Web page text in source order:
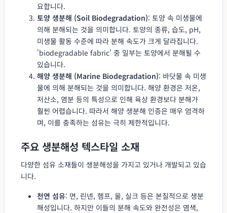
요합니다.
토양 생분해 (Soil Biodegradation): 토양 속 미생물에
의해 분해되는 것을 의미합니다. 토양의 종류, 습도, pH,
미생물 활동 수준에 따라 분해 속도가 크게 달라집니다.
'biodegradable fabric' 중 일부는 토양에서 분해될 수
있습니다.
해양 생분해 (Marine Biodegradation): 바닷물 속 미생
물에 의해 분해되는 것을 의미합니다. 해양 환경은 저온,
저산소, 염분 등의 특성으로 인해 육상 환경보다 분해가
훨씬 어렵습니다. 따라서 해양 생분해 인증은 매우 엄격하
며, 이를 충족하는 섬유는 극히 제한적입니다.
주요 생분해성 텍스타일 소재
다양한 섬유 소재들이 생분해성을 가지고 있거나 개발되고 있습
니다.
천연 섬유: 면, 린넨, 헴프, 울, 실크 등은 본질적으로 생분
해성입니다. 하지만 이들의 분해 속도와 완전성은 염색,